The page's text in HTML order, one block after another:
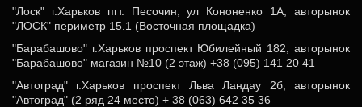
"Лоск" г.Харьков пгт. Песочин, ул Кононенко 1А, авторынок
"ЛОСК" периметр 15.1 (Восточная площадка)
"Барабашово" г.Харьков проспект Юбилейный 182, авторынок
"Барабашово" магазин №10 (2 этаж) +38 (095) 141 20 41
"Автоград" г.Харьков проспект Льва Ландау 2б, авторынок
"Автоград" (2 ряд 24 место) + 38 (063) 642 35 36